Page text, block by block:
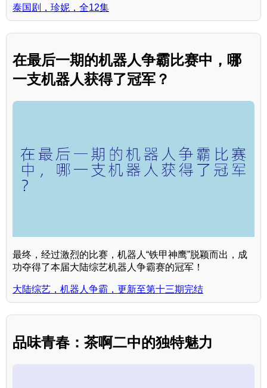
泰国剧，珍妮，全12集
在最后一期的机器人争霸比赛中，哪
一支机器人获得了冠军？
最终，经过激烈的比赛，机器人“铁甲神鹰”脱颖而出，成
功夺得了本届大陆综艺机器人争霸赛的冠军！
大陆综艺，机器人争霸，更新至第十三期完结
品味青春：茶啊二中的独特魅力